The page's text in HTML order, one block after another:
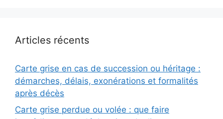
Articles récents
Carte grise en cas de succession ou héritage :
démarches, délais, exonérations et formalités
après décès
Carte grise perdue ou volée : que faire